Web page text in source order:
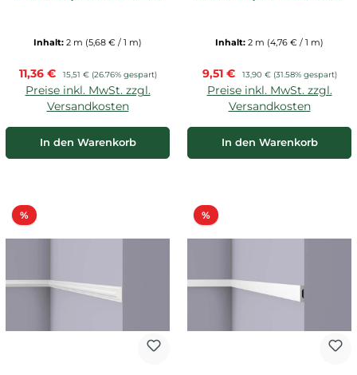
Inhalt: 2 m (5,68 € / 1 m)
Verkaufspreis:
11,36 € Regulärer Preis:
15,51 € (26.76% gespart)
Preise inkl. MwSt. zzgl.
Versandkosten
In den Warenkorb
Inhalt: 2 m (4,76 € / 1 m)
Verkaufspreis:
9,51 € Regulärer Preis:
13,90 € (31.58% gespart)
Preise inkl. MwSt. zzgl.
Versandkosten
In den Warenkorb
%Rabatt %Rabatt